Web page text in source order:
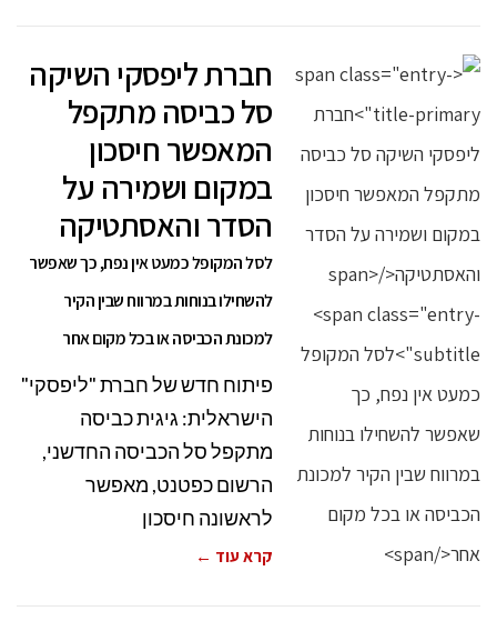
חברת ליפסקי השיקה
סל כביסה מתקפל
המאפשר חיסכון
במקום ושמירה על
הסדר והאסתטיקה
לסל המקופל כמעט אין נפח, כך שאפשר
להשחילו בנוחות במרווח שבין הקיר
למכונת הכביסה או בכל מקום אחר
פיתוח חדש של חברת "ליפסקי"
הישראלית: גיגית כביסה
מתקפל סל הכביסה החדשני,
הרשום כפטנט, מאפשר
לראשונה חיסכון
קרא עוד ←